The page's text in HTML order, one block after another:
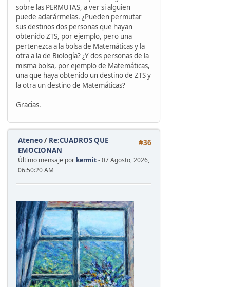
sobre las PERMUTAS, a ver si alguien
puede aclarármelas. ¿Pueden permutar
sus destinos dos personas que hayan
obtenido ZTS, por ejemplo, pero una
pertenezca a la bolsa de Matemáticas y la
otra a la de Biología? ¿Y dos personas de la
misma bolsa, por ejemplo de Matemáticas,
una que haya obtenido un destino de ZTS y
la otra un destino de Matemáticas?
Gracias.
#36
Ateneo/ Re:CUADROS QUE
EMOCIONAN
Último mensaje por kermit- 07 Agosto, 2026,
06:50:20 AM